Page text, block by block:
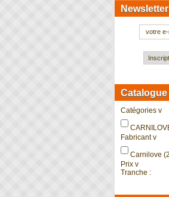
Newsletter
Catalogue
Catégories v
Fabricant v
Carnilove
Prix v
Tranche :